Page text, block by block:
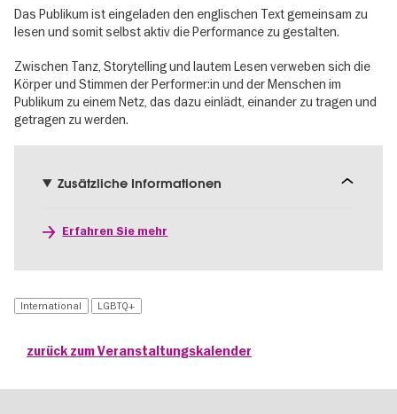
Das Publikum ist eingeladen den englischen Text gemeinsam zu
lesen und somit selbst aktiv die Performance zu gestalten.
Zwischen Tanz, Storytelling und lautem Lesen verweben sich die
Körper und Stimmen der Performer:in und der Menschen im
Publikum zu einem Netz, das dazu einlädt, einander zu tragen und
getragen zu werden.
Zusätzliche Informationen
Erfahren Sie mehr
International LGBTQ+
zurück zum Veranstaltungskalender